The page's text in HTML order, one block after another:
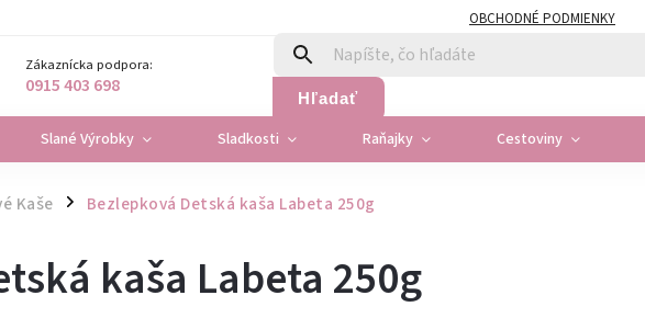
OBCHODNÉ PODMIENKY
Zákaznícka podpora:
0915 403 698 Hľadať
Slané Výrobky Sladkosti Raňajky Cestoviny
Kaše / Bezlepková Detská kaša Labeta 250g
kaša Labeta 250g